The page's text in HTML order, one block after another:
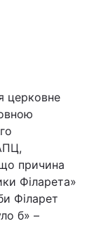
церковне
причина
Філарета»
Філарет
б» –